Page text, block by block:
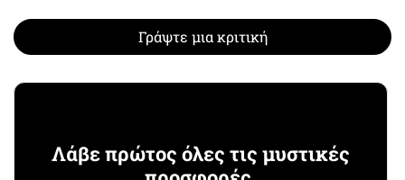
Γράψτε μια κριτική
Λάβε πρώτος όλες τις μυστικές